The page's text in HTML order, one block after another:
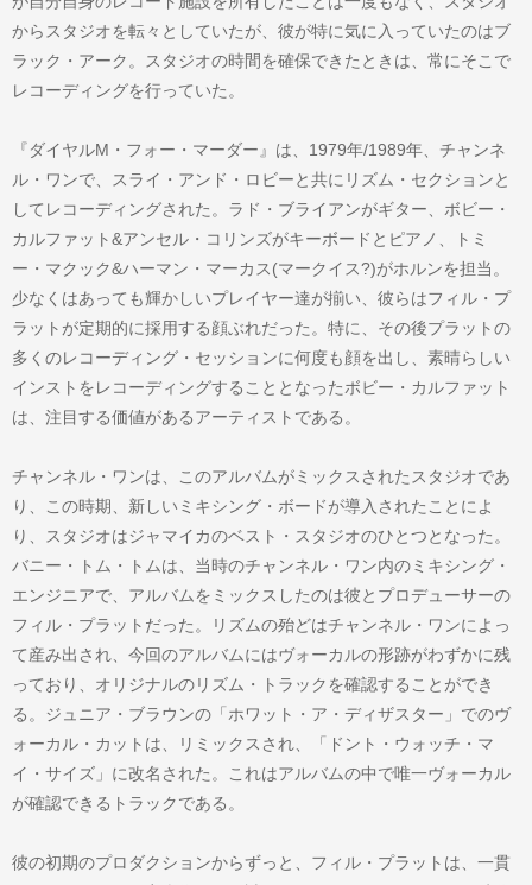
からスタジオを転々としていたが、彼が特に気に入っていたのはブ
ラック・アーク。スタジオの時間を確保できたときは、常にそこで
レコーディングを行っていた。
『ダイヤルM・フォー・マーダー』は、1979年/1989年、チャンネ
ル・ワンで、スライ・アンド・ロビーと共にリズム・セクションと
してレコーディングされた。ラド・ブライアンがギター、ボビー・
カルファット&アンセル・コリンズがキーボードとピアノ、トミ
ー・マクック&ハーマン・マーカス(マークイス?)がホルンを担当。
少なくはあっても輝かしいプレイヤー達が揃い、彼らはフィル・プ
ラットが定期的に採用する顔ぶれだった。特に、その後プラットの
多くのレコーディング・セッションに何度も顔を出し、素晴らしい
インストをレコーディングすることとなったボビー・カルファット
は、注目する価値があるアーティストである。
チャンネル・ワンは、このアルバムがミックスされたスタジオであ
り、この時期、新しいミキシング・ボードが導入されたことによ
り、スタジオはジャマイカのベスト・スタジオのひとつとなった。
バニー・トム・トムは、当時のチャンネル・ワン内のミキシング・
エンジニアで、アルバムをミックスしたのは彼とプロデューサーの
フィル・プラットだった。リズムの殆どはチャンネル・ワンによっ
て産み出され、今回のアルバムにはヴォーカルの形跡がわずかに残
っており、オリジナルのリズム・トラックを確認することができ
る。ジュニア・ブラウンの「ホワット・ア・ディザスター」でのヴ
ォーカル・カットは、リミックスされ、「ドント・ウォッチ・マ
イ・サイズ」に改名された。これはアルバムの中で唯一ヴォーカル
が確認できるトラックである。
彼の初期のプロダクションからずっと、フィル・プラットは、一貫